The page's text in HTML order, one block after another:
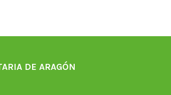
DE ARAGÓN